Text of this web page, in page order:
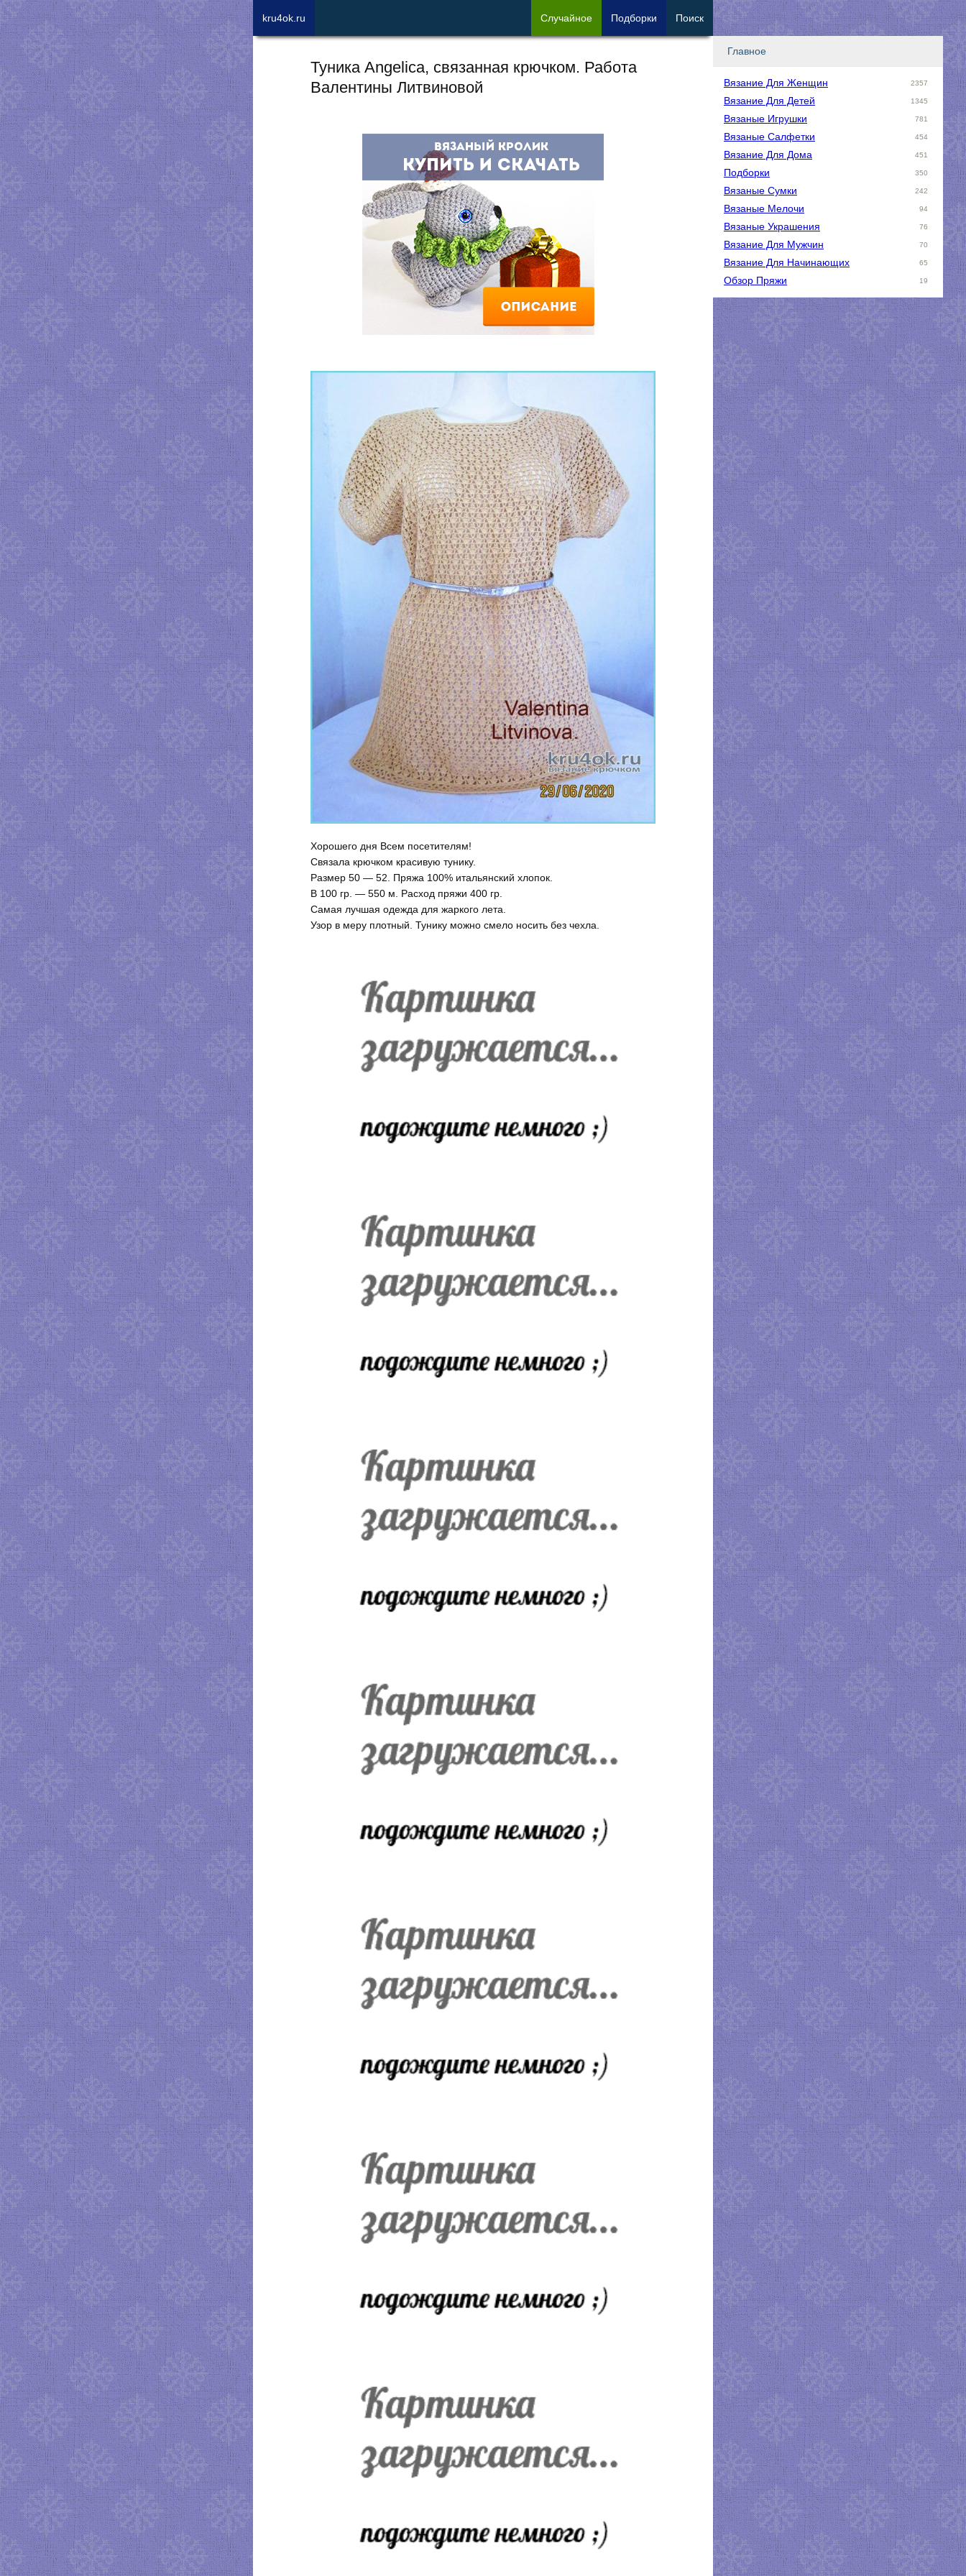
Туника Angelica, связанная крючком. Работа
Валентины Литвиновой
Хорошего дня Всем посетителям!
Связала крючком красивую тунику.
Размер 50 — 52. Пряжа 100% итальянский хлопок.
В 100 гр. — 550 м. Расход пряжи 400 гр.
Самая лучшая одежда для жаркого лета.
Узор в меру плотный. Тунику можно смело носить без чехла.
Главное
Вязание Для Женщин 2357
Вязание Для Детей 1345
Вязаные Игрушки 781
Вязаные Салфетки 454
Вязание Для Дома 451
Подборки 350
Вязаные Сумки 242
Вязаные Мелочи 94
Вязаные Украшения 76
Вязание Для Мужчин 70
Вязание Для Начинающих 65
Обзор Пряжи 19
kru4ok.ru Случайное Подборки Поиск